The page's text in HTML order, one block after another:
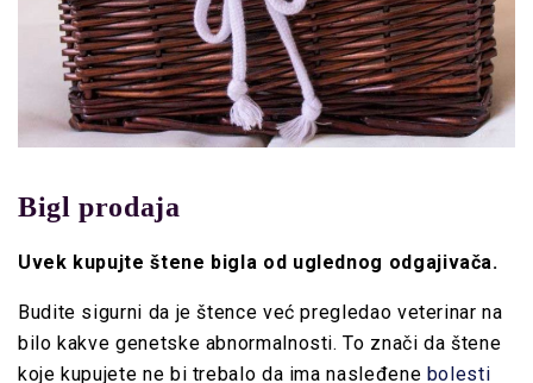
Bigl prodaja
Uvek kupujte štene bigla od uglednog odgajivača.
Budite sigurni da je štence već pregledao veterinar na
bilo kakve genetske abnormalnosti. To znači da štene
koje kupujete ne bi trebalo da ima nasleđene bolesti